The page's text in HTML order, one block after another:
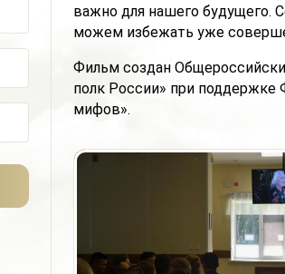
важно для нашего будущего.
можем избежать уже
Фильм создан
полк России» при поддержке
мифов».